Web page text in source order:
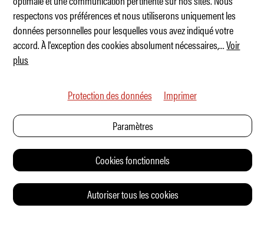
Le nouvel ours brun de Fiat
respectons vos préférences et nous utiliserons uniquement les
données personnelles pour lesquelles vous avez indiqué votre
accord. À l'exception des cookies absolument nécessaires,...Voir
plus
Protection des données Imprimer
Paramètres
Cookies fonctionnels
Autoriser tous les cookies